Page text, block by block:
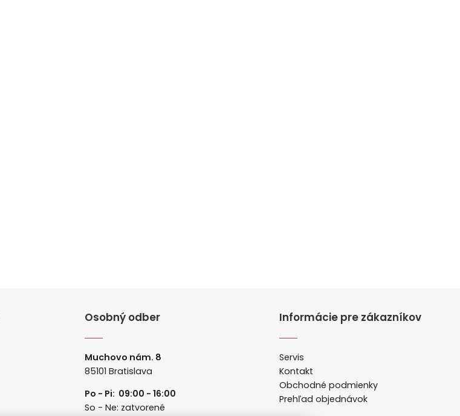
Osobný odber
Muchovo nám. 8
85101 Bratislava
Po - Pi: 09:00 - 16:00
So - Ne: zatvorené
Informácie pre zákazníkov
Servis
Kontakt
Obchodné podmienky
Prehľad objednávok